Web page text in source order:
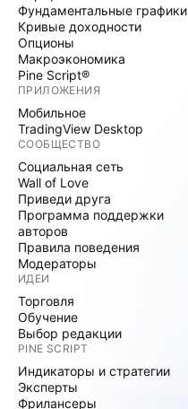
Фундаментальные графики
Кривые доходности
Опционы
Макроэкономика
Pine Script®
ПРИЛОЖЕНИЯ
Мобильное
TradingView Desktop
СООБЩЕСТВО
Социальная сеть
Wall of Love
Приведи друга
Программа поддержки
авторов
Правила поведения
Модераторы
ИДЕИ
Торговля
Обучение
Выбор редакции
PINE SCRIPT
Индикаторы и стратегии
Эксперты
Фрилансеры